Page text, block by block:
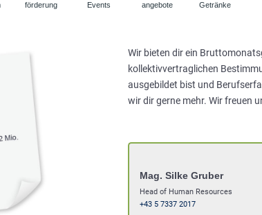
förderung
Events
angebote
Getränke
Wir bieten dir ein
kollektivvertraglichen
ausgebildet bist und
wir dir gerne mehr. Wir freuen
Mag. Silke Gruber
Head of Human Resources
+43 5 7337 2017